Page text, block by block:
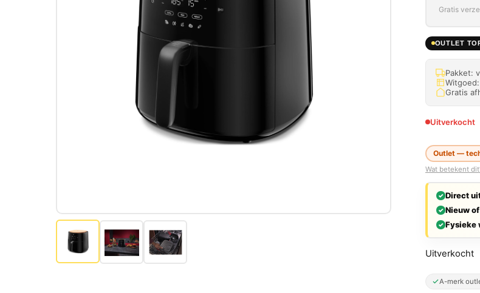
Gratis
OUTLET
Pakket:
Gratis
Uitverkocht
Outlet —
Wat betekent
Direct
Nieuw
Fysieke
Uitverkocht
A-merk